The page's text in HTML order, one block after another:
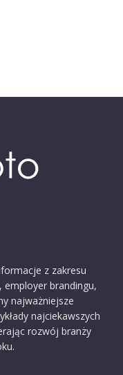
z zakresu
employer brandingu,
najważniejsze
najciekawszych
rozwój branży